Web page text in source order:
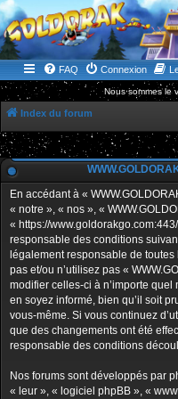
le site de la Lune Rouge
FAQ Connexion
Nous sommes le
Index du forum
En accédant à «
« notre », « nos », «
« https://
responsable des conditions
légalement responsable de
pas et/ou n’utilisez pas «
modifier celles-ci à n’importe
en soyez informé, bien qu’il soit
vous-même. Si vous continuez
que des changements ont été
responsable des conditions
Nos forums sont développés par
« leur », « logiciel phpBB », «